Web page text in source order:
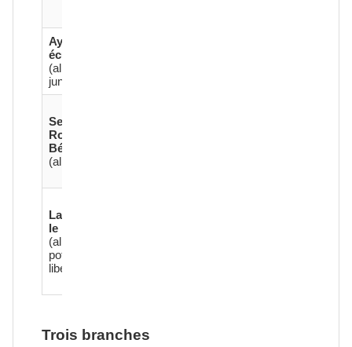
Aymery,
écuyer
(allié
junior)
Sergents
Roger et
Bénédict
(alliés)
Lambert
le Chien
(allié
potentiel
libéré)
Trois branches